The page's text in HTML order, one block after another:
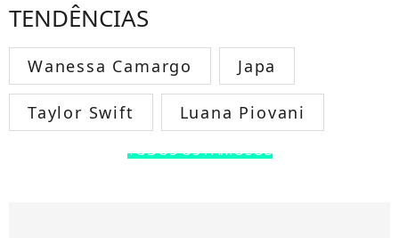
TENDÊNCIAS
Wanessa Camargo Japa
Taylor Swift Luana Piovani
TODOS OS FAMOSOS